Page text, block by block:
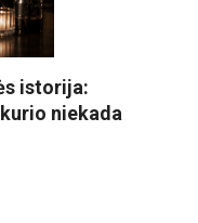
istorija:
niekada